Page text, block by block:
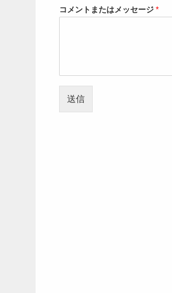
コメントまたはメッセージ *
送信